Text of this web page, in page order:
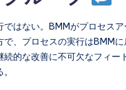
ではない。BMMがプロセスア
で、プロセスの実行はBMMに
続的な改善に不可欠なフィー